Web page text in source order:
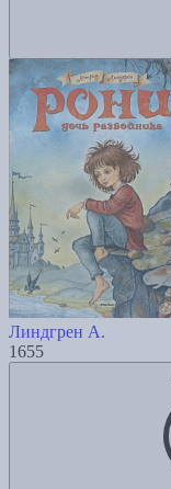
Линдгрен А.
1655